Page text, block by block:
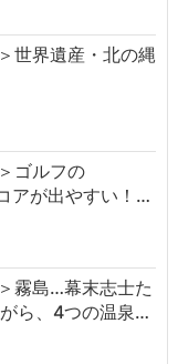
世界遺産・北の縄
ゴルフの
アが出やすい！…
霧島…幕末志士た
ら、4つの温泉…